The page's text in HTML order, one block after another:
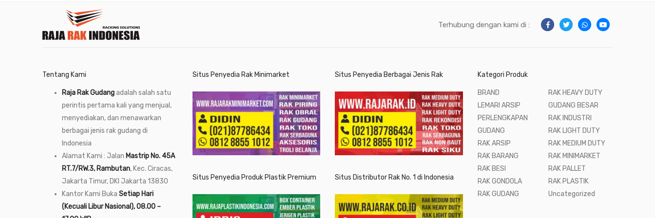
Terhubung dengan kami di :
Tentang Kami
Raja Rak Gudangadalah salah satu
perintis pertama kali yang menjual,
menyediakan, dan menawarkan
berbagai jenis rak gudang di
Indonesia
Alamat Kami : Jalan Mastrip No. 45A
RT.7/RW.3, Rambutan, Kec. Ciracas,
Jakarta Timur, DKI Jakarta 13830
Kantor Kami Buka Setiap Hari
(Kecuali Libur Nasional), 08.00 –
Situs Penyedia Rak Minimarket
Situs Penyedia Produk Plastik Premium
Situs Penyedia Berbagai Jenis Rak
Situs Distributor Rak No. 1 di Indonesia
Kategori Produk
BRAND
LEMARI ARSIP
PERLENGKAPAN
GUDANG
RAK ARSIP
RAK BARANG
RAK BESI
RAK GONDOLA
RAK GUDANG
RAK HEAVY DUTY
GUDANG BESAR
RAK INDUSTRI
RAK LIGHT DUTY
RAK MEDIUM DUTY
RAK MINIMARKET
RAK PALLET
RAK PLASTIK
Uncategorized